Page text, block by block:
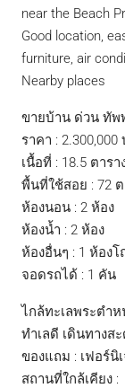
near the Beach
Good location,
furniture, air
Nearby places
ขายบ้าน ด่วน ทัพ
ราคา :
เนื้อที่ : 18.5 ตารา
พื้นที่ใช้สอย : 72 ต
ห้องนอน : 2 ห้อง
ห้องน้ำ : 2 ห้อง
ห้องอื่นๆ : 1 ห้องโ
จอดรถได้ : 1 คัน
ไกล้ทะเลพระตำ
ทำเลดี เดินทางส
ของแถม : เฟอร์นิ
สถานที่ใกล้เคียง :